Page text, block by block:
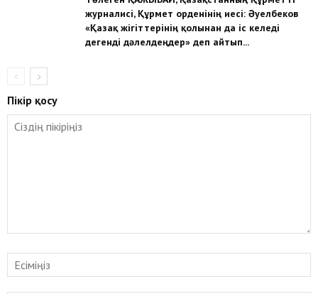
журналисі, Құрмет орденінің иесі: Әуелбеков
«Қазақ жігіттерінің қолынан да іс келеді
дегенді дәлелдеңдер» деп айтып...
Пікір қосу